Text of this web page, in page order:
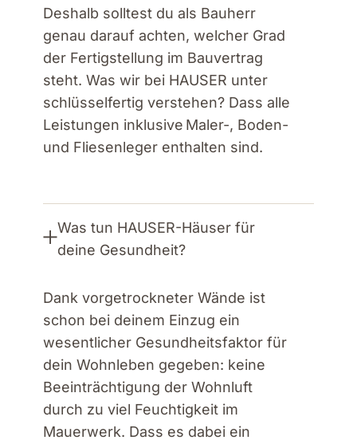
Deshalb solltest du als Bauherr
genau darauf achten, welcher Grad
der Fertigstellung im Bauvertrag
steht. Was wir bei HAUSER unter
schlüsselfertig verstehen? Dass alle
Leistungen inklusive Maler-, Boden-
und Fliesenleger enthalten sind.
Was tun HAUSER-Häuser für
deine Gesundheit?
Dank vorgetrockneter Wände ist
schon bei deinem Einzug ein
wesentlicher Gesundheitsfaktor für
dein Wohnleben gegeben: keine
Beeinträchtigung der Wohnluft
durch zu viel Feuchtigkeit im
Mauerwerk. Dass es dabei ein